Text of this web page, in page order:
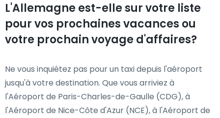
L'Allemagne est-elle sur votre liste
pour vos prochaines vacances ou
votre prochain voyage d'affaires?
Ne vous inquiétez pas pour un taxi depuis l'aéroport
jusqu'à votre destination. Que vous arriviez à
l'Aéroport de Paris-Charles-de-Gaulle (CDG), à
l'Aéroport de Nice-Côte d'Azur (NCE), à l'Aéroport de